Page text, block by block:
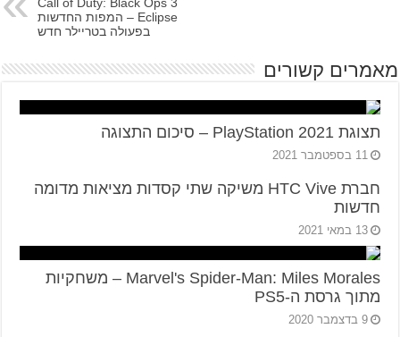
Call of Duty: Black Ops 3
Eclipse – המפות החדשות
בפעולה בטריילר חדש
מאמרים קשורים
תצוגת PlayStation 2021 – סיכום התצוגה
11 בספטמבר 2021
חברת HTC Vive משיקה שתי קסדות מציאות מדומה
חדשות
13 במאי 2021
Marvel's Spider-Man: Miles Morales – משחקיות
מתוך גרסת ה-PS5
9 בדצמבר 2020